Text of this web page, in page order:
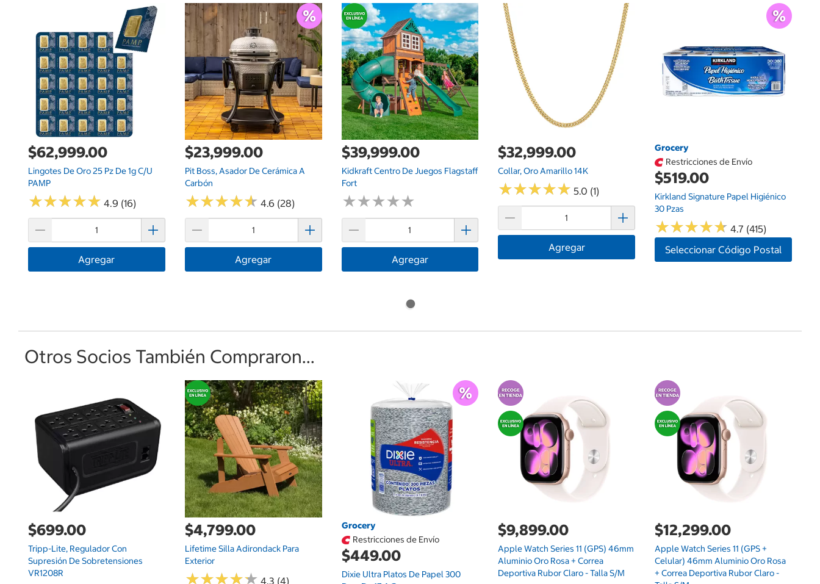
$62,999.00
Lingotes De Oro 25 Pz De 1g C/u
PAMP
★★★★★
★★★★★ 4.9 (16)
Agregar
$23,999.00
Pit Boss, Asador De Cerámica A
Carbón
★★★★★
★★★★★ 4.6 (28)
Agregar
$39,999.00
Kidkraft Centro De Juegos Flagstaff
Fort
★★★★★
★★★★★
Agregar
$32,999.00
Collar, Oro Amarillo 14K
★★★★★
★★★★★ 5.0 (1)
Agregar
Grocery
Restricciones de Envío
$519.00
Kirkland Signature Papel Higiénico
30 Pzas
★★★★★
★★★★★ 4.7 (415)
Seleccionar Código Postal
Otros Socios También Compraron...
$699.00
Tripp-Lite, Regulador Con
Supresión De Sobretensiones
VR1208R
$4,799.00
Lifetime Silla Adirondack Para
Exterior
★★★★★
★★★★★ 4.3 (4)
Grocery
Restricciones de Envío
$449.00
Dixie Ultra Platos De Papel 300
$9,899.00
Apple Watch Series 11 (GPS) 46mm
Aluminio Oro Rosa + Correa
Deportiva Rubor Claro - Talla S/M
$12,299.00
Apple Watch Series 11 (GPS +
Celular) 46mm Aluminio Oro Rosa
+ Correa Deportiva Rubor Claro -